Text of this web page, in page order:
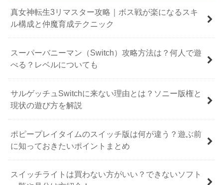
真女神転生3リマスター攻略｜ボス戦が楽になるスキ
ル構成と仲魔育成テクニック
スーパーバニーマン（Switch）攻略方法は？何人で遊
べる？レベルについても
サルゲッチュSwitchに来ない理由とは？ソニー版権と
現状の遊び方を解説
ポピープレイタイムのスイッチ版は何が違う？遊ぶ前
に知っておきたいポイントまとめ
スイッチライトは買わない方がいい？できないソフト